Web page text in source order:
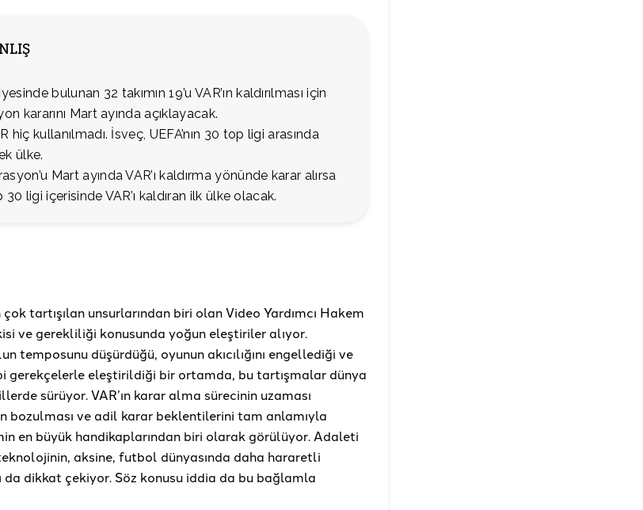
bulunan 32 takımın 19’u VAR’ın kaldırılması için
kararını Mart ayında açıklayacak.
kullanılmadı. İsveç, UEFA’nın 30 top ligi arasında
ülke.
Mart ayında VAR’ı kaldırma yönünde karar alırsa
30 ligi içerisinde VAR’ı kaldıran ilk ülke olacak.
tartışılan unsurlarından biri olan Video Yardımcı Hakem
ve gerekliliği konusunda yoğun eleştiriler alıyor.
temposunu düşürdüğü, oyunun akıcılığını engellediği ve
gerekçelerle eleştirildiği bir ortamda, bu tartışmalar dünya
sürüyor. VAR’ın karar alma sürecinin uzaması
bozulması ve adil karar beklentilerini tam anlamıyla
en büyük handikaplarından biri olarak görülüyor. Adaleti
aksine, futbol dünyasında daha hararetli
dikkat çekiyor. Söz konusu iddia da bu bağlamla